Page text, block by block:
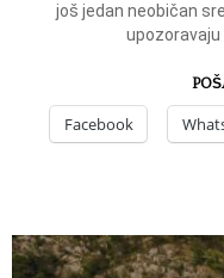
još jedan neobičan
upozoravaju
Facebook